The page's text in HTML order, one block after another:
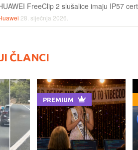
28. siječnja 2026.
ČLANCI
PREMIUM